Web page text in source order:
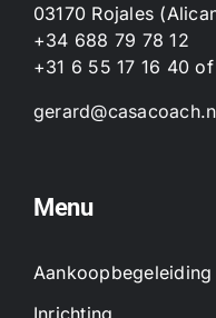
03170 Rojales
+34 688 79 78 12
+31 6 55 17 16 40
Menu
Aankoopbegeleiding
Inrichting